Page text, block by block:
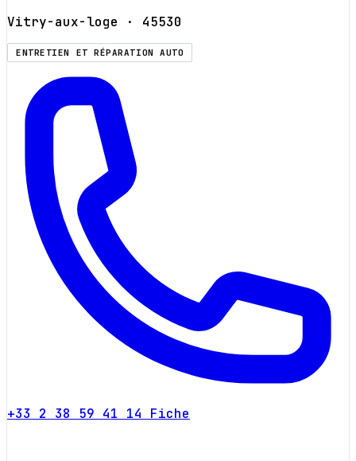
Vitry-aux-loge · 45530
ENTRETIEN ET RÉPARATION AUTO
+33 2 38 59 41 14 Fiche